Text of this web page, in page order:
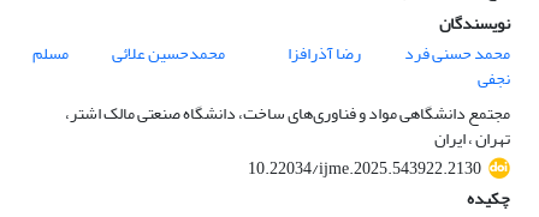
نویسندگان
محمد حسنی فرد
رضا آذرافزا محمدحسین علائی مسلم
نجفی
مجتمع دانشگاهی مواد و فناوری‌های ساخت، دانشگاه صنعتی مالک اشتر،
تهران ، ایران
10.22034/ijme.2025.543922.2130
چکیده